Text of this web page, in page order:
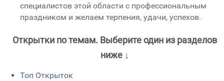
специалистов этой области с профессиональным
праздником и желаем терпения, удачи, успехов.
Открытки по темам. Выберите один из разделов
ниже ↓
Топ Открыток